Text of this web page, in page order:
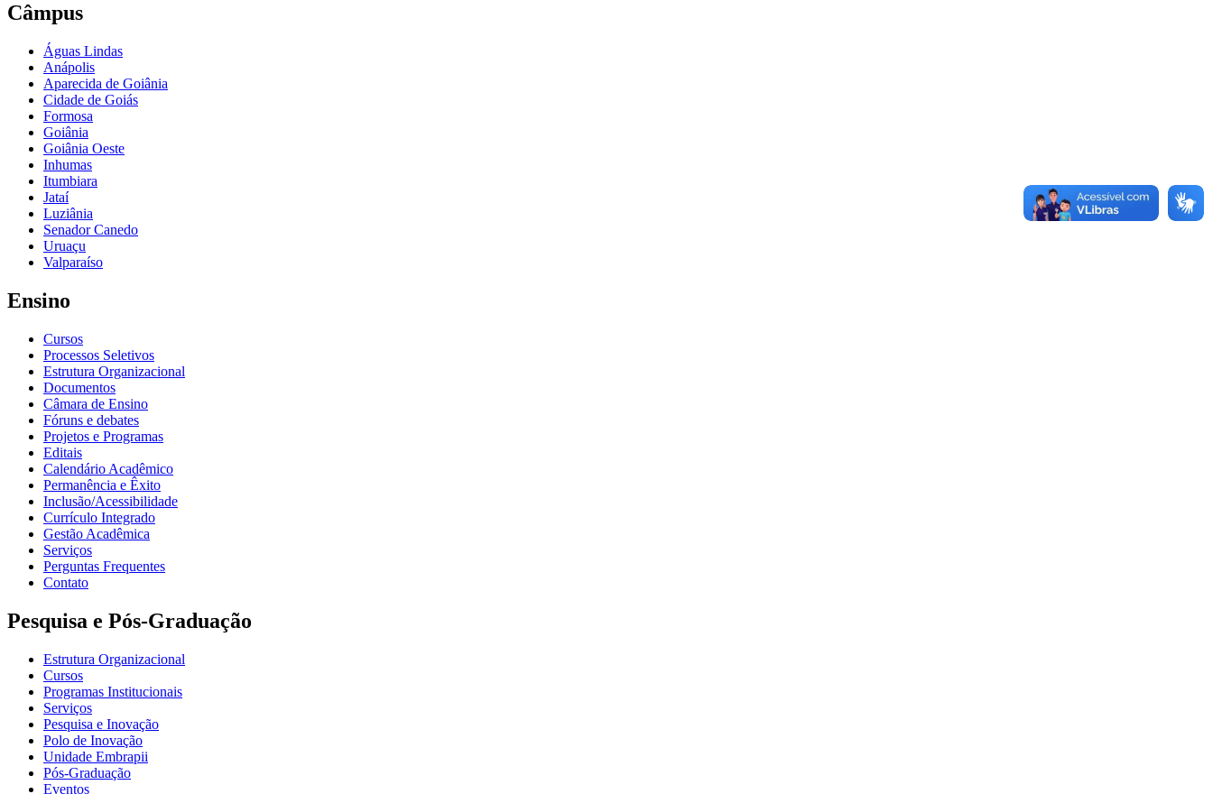
Câmpus
Águas Lindas
Anápolis
Aparecida de Goiânia
Cidade de Goiás
Formosa
Goiânia
Goiânia Oeste
Inhumas
Itumbiara
Jataí
Luziânia
Senador Canedo
Uruaçu
Valparaíso
Ensino
Cursos
Processos Seletivos
Estrutura Organizacional
Documentos
Câmara de Ensino
Fóruns e debates
Projetos e Programas
Editais
Calendário Acadêmico
Permanência e Êxito
Inclusão/Acessibilidade
Currículo Integrado
Gestão Acadêmica
Serviços
Perguntas Frequentes
Contato
Pesquisa e Pós-Graduação
Estrutura Organizacional
Cursos
Programas Institucionais
Serviços
Pesquisa e Inovação
Polo de Inovação
Unidade Embrapii
Pós-Graduação
Eventos